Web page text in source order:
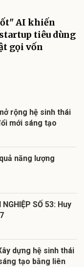
AI khiến
tiêu dùng
gọi vốn
rộng hệ sinh thái
mới sáng tạo
năng lượng
SỐ 53: Huy
dựng hệ sinh thái
tạo bằng liên